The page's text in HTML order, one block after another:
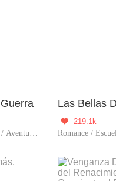
Venganza / Acción / Aventura / Auto superación / Líder

219.1k